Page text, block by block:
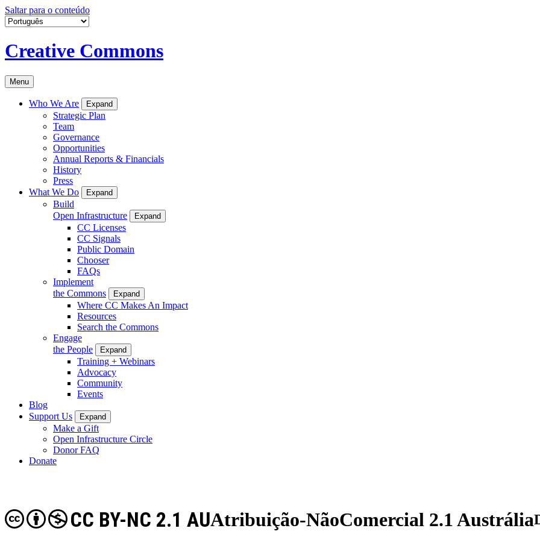
Saltar para o conteúdo
Creative Commons
Menu
Who We Are Expand
Strategic Plan
Team
Governance
Opportunities
Annual Reports & Financials
History
Press
What We Do
Expand
Build
Open Infrastructure
Expand
CC Licenses
CC Signals
Public Domain
Chooser
FAQs
Implement
the Commons
Expand
Where CC Makes An Impact
Resources
Search the Commons
Engage
the People
Expand
Training + Webinars
Advocacy
Community
Events
Blog
Support Us
Expand
Make a Gift
Open Infrastructure Circle
Donor FAQ
Donate
Atribuição-NãoComercial 2.1 Austrália
CC BY-NC 2.1 AU